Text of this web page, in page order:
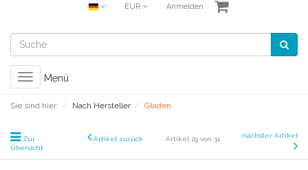
EUR Anmelden
Toggle
navigation
Menü
Sie sind hier: Nach Hersteller Gladen
Zur
Übersicht
Artikel zurück Artikel 29 von 31 nächster Artikel